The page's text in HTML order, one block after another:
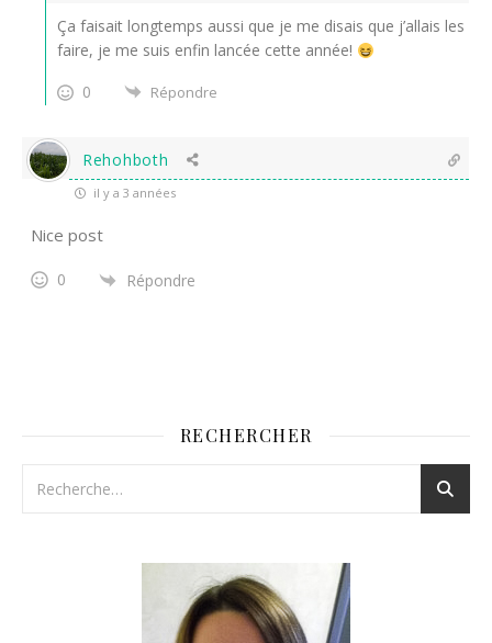
Ça faisait longtemps aussi que je me disais que j’allais les
faire, je me suis enfin lancée cette année!
0
Répondre
Rehohboth
il y a 3 années
Nice post
0 Répondre
RECHERCHER